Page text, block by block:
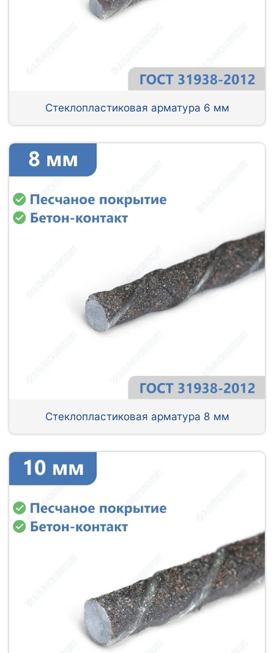
Стеклопластиковая арматура 6 мм
Стеклопластиковая арматура 8 мм